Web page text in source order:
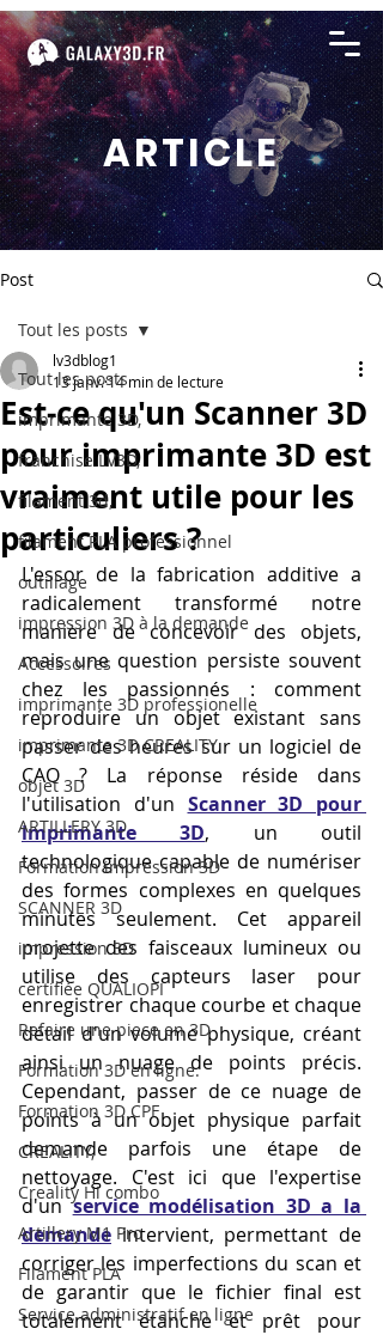
ARTICLE
Post
Tout les posts
imprimante 3D,
franchise LV3D,
filament 3d,
filament PLA professionnel
outillage
impression 3D à la demande
Accessoires
imprimante 3D professionelle
imprimante 3D CREALITY
objet 3D
ARTILLERY 3D
Formation impression 3D
SCANNER 3D
impression 3D
certifiée QUALIOPI
Refaire une piece en 3D
Formation 3D en ligne.
Formation 3D CPF
CREALITY,
Creality Hi combo
Artillery M1 Pro
Filament PLA
Service administratif en ligne
Tout les posts
Est-ce qu'un Scanner 3D
pour imprimante 3D est
vraiment utile pour les
particuliers ?
lv3dblog1
13 janv.14 min de lecture
L'essor de la fabrication additive a
radicalement transformé notre
manière de concevoir des objets,
mais une question persiste souvent
chez les passionnés : comment
reproduire un objet existant sans
passer des heures sur un logiciel de
CAO ? La réponse réside dans
l'utilisation d'un Scanner 3D pour
imprimante 3D, un outil
technologique capable de numériser
des formes complexes en quelques
minutes seulement. Cet appareil
projette des faisceaux lumineux ou
utilise des capteurs laser pour
enregistrer chaque courbe et chaque
détail d'un volume physique, créant
ainsi un nuage de points précis.
Cependant, passer de ce nuage de
points à un objet physique parfait
demande parfois une étape de
nettoyage. C'est ici que l'expertise
d'un service modélisation 3D a la
demande intervient, permettant de
corriger les imperfections du scan et
de garantir que le fichier final est
totalement étanche et prêt pour